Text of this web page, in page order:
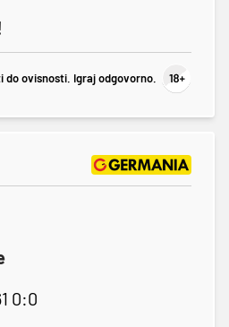
do ovisnosti. Igraj odgovorno.
0:0